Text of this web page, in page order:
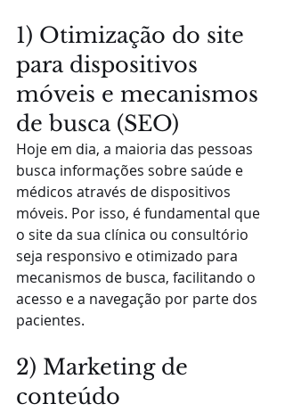
1) Otimização do site
para dispositivos
móveis e mecanismos
de busca (SEO)
Hoje em dia, a maioria das pessoas
busca informações sobre saúde e
médicos através de dispositivos
móveis. Por isso, é fundamental que
o site da sua clínica ou consultório
seja responsivo e otimizado para
mecanismos de busca, facilitando o
acesso e a navegação por parte dos
pacientes.
2) Marketing de
conteúdo